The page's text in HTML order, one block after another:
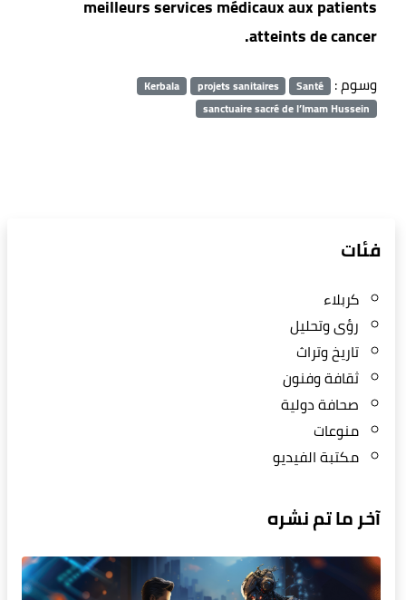
meilleurs services médicaux aux patients
atteints de cancer.
وسوم : Santé
projets sanitaires
Kerbala
sanctuaire sacré de l’Imam Hussein
فئات
كربلاء
رؤى وتحليل
تاريخ وتراث
ثقافة وفنون
صحافة دولية
منوعات
مكتبة الفيديو
آخر ما تم نشره